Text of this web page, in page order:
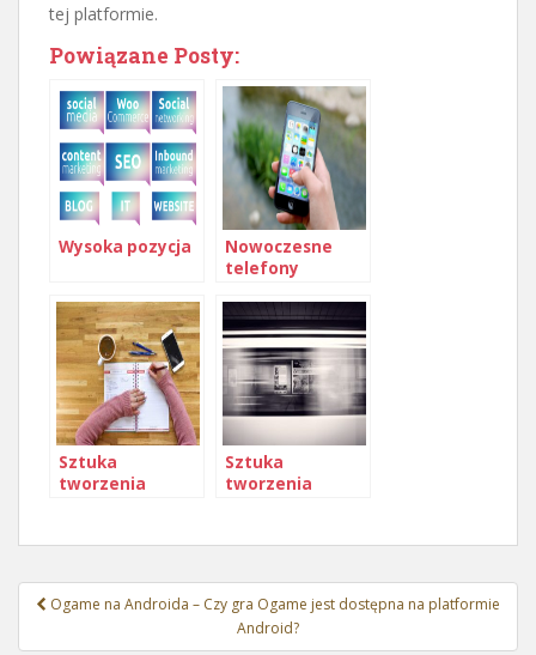
tej platformie.
Powiązane Posty:
Wysoka pozycja
Nowoczesne
telefony
Sztuka
tworzenia
reklamowych
Sztuka
tworzenia
Pinterest
Nawigacja
Ogame na Androida – Czy gra Ogame jest dostępna na platformie
Android?